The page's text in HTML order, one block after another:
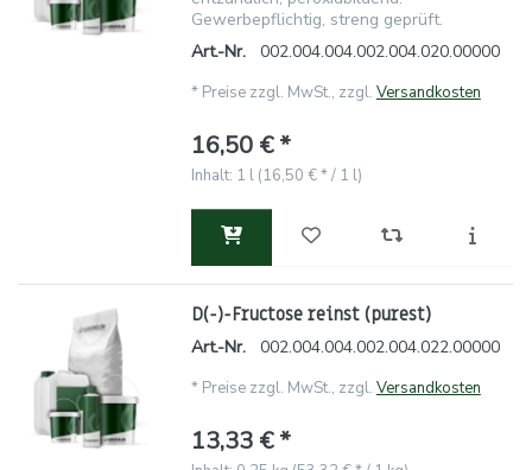
Gewerbepflichtig, streng geprüft.
Art.-Nr.
002.004.004.002.004.020.00000
* Preise zzgl. MwSt., zzgl. Versandkosten
16,50 € *
Inhalt: 1 l (16,50 € * / 1 l)
D(-)-Fructose reinst (purest)
Art.-Nr. 002.004.004.002.004.022.00000
* Preise zzgl. MwSt., zzgl. Versandkosten
13,33 € *